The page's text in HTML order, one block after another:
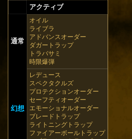
アクティブ
通常
オイル
ライブラ
アドバンスオーダー
ダガートラップ
トラバサミ
時限爆弾
幻想
レデュース
スペクタクルズ
プロテクションオーダー
セーフティオーダー
エモーショナルオーダー
ブレードトラップ
ライトニングトラップ
ファイアーボールトラップ